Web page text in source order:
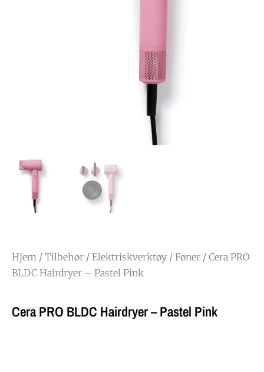
Hjem / Tilbehør / Elektriskverktøy / Føner / Cera PRO
BLDC Hairdryer – Pastel Pink
Cera PRO BLDC Hairdryer – Pastel Pink